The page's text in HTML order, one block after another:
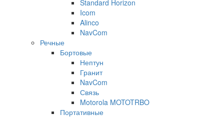
Standard Horizon
Icom
Alinco
NavCom
Речные
Бортовые
Нептун
Гранит
NavCom
Связь
Motorola MOTOTRBO
Портативные